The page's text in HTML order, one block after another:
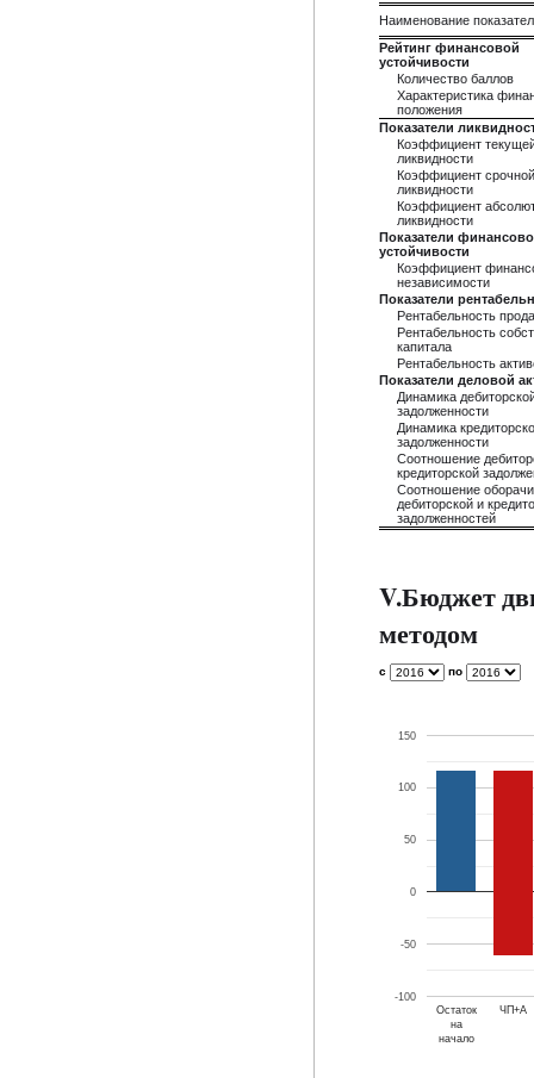
Наименование
Рейтинг финансовой
устойчивости
Количество баллов
Характеристика
положения
Показатели
Коэффициент
ликвидности
Коэффициент срочной
ликвидности
Коэффициент
ликвидности
Показатели
устойчивости
Коэффициент
независимости
Показатели
Рентабельность
Рентабельность
капитала
Рентабельность
Показатели деловой
Динамика
задолженности
Динамика
задолженности
Соотношение
кредиторской
Соотношение
дебиторской и
задолженностей
V.Бюджет
методом
с по
Остаток
на
начало
ЧП+А
-100
-50
0
50
100
150